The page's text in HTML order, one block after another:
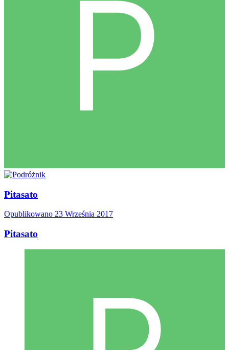
Pitasato
Opublikowano 23 Września 2017
Pitasato